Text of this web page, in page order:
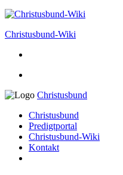
Christusbund-Wiki
Christusbund
Christusbund
Predigtportal
Christusbund-Wiki
Kontakt